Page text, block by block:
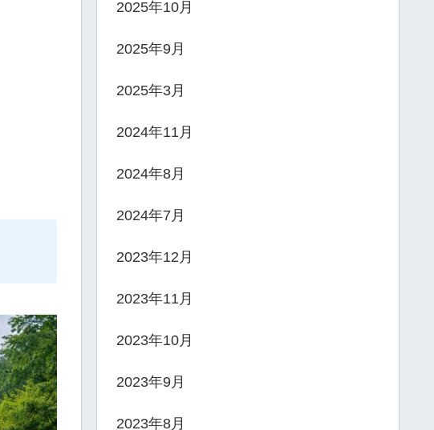
2025年10月
2025年9月
2025年3月
2024年11月
2024年8月
2024年7月
2023年12月
2023年11月
2023年10月
2023年9月
2023年8月